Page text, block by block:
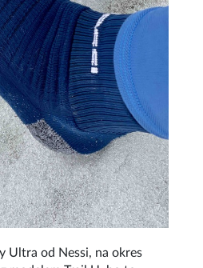
Ultra od Nessi, na okres